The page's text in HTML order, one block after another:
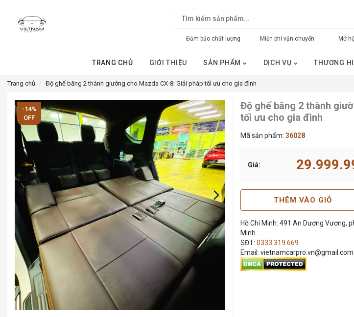
Đảm bảo chất lượng Miễn phí vận chuyển Mở
TRANG CHỦ GIỚI THIỆU SẢN PHẨM DỊCH VỤ THƯƠNG
Trang chủ Độ ghế băng 2 thành giường cho Mazda CX-8: Giải pháp tối ưu cho gia đình
-14%
OFF
Độ ghế băng 2 thành
tối ưu cho gia đình
Mã sản phẩm: 36028
Giá:
THÊM VÀO GIỎ
Hồ Chí Minh: 491 An Dương Vương,
Minh.
SĐT: 0333.319.669
Email: vietnamcarpro.vn@gmail.com